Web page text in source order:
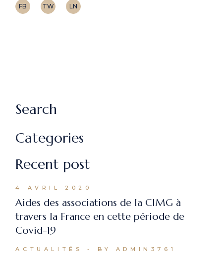
FB TW LN
Search
Categories
Recent post
4 AVRIL 2020
Aides des associations de la CIMG à
travers la France en cette période de
Covid-19
ACTUALITÉS BY ADMIN3761